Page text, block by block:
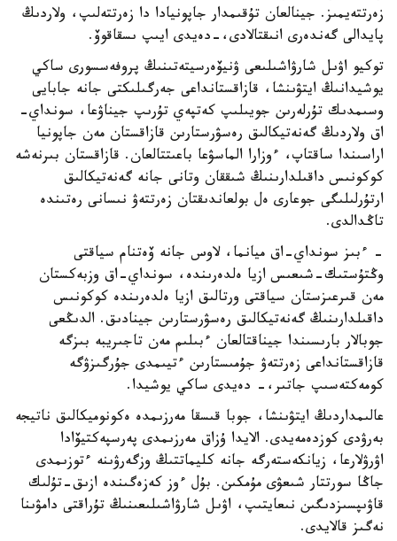
زەرتتەيمىز. جينالعان تۇقىمدار جاپونيادا دا زەرتتەلىپ، ولاردىڭ
پايدالى گەندەرى انىقتالادى،-دەيدى ايىپ ىسقاقوۆ.
توكيو اۋىل شارۋاشىلىعى ۋنيۆەرسيتەتىنىڭ پروفەسسورى ساكي
يوشيدانىڭ ايتۋىنشا، قازاقستانداعى جەرگىلىكتى جانە جابايى
وسىمدىك تۇرلەرىن جويىلىپ كەتپەي تۇرىپ جيناۋعا، سونداي-
اق ولاردىڭ گەنەتيكالىق رەسۋرستارىن قازاقستان مەن جاپونيا
اراسىندا ساقتاپ، ءوزارا الماسۋعا باعىتتالعان. قازاقستان بىرنەشە
كوكونىس داقىلدارىنىڭ شىققان وتانى جانە گەنەتيكالىق
ارتۇرلىلىگى جوعارى ەل بولعاندىقتان زەرتتەۋ نىسانى رەتىندە
تاڭدالدى.
- ءبىز سونداي-اق ميانما، لاوس جانە ۆەتنام سياقتى
وڭتۇستىك-شىعىس ازيا ەلدەرىندە، سونداي-اق وزبەكستان
مەن قىرعىزستان سياقتى ورتالىق ازيا ەلدەرىندە كوكونىس
داقىلدارىنىڭ گەنەتيكالىق رەسۋرستارىن جينادىق. الدىڭعى
جوبالار بارىسىندا جيناقتالعان ءبىلىم مەن تاجىريبە بىزگە
قازاقستانداعى زەرتتەۋ جۇمىستارىن ءتيىمدى جۇرگىزۋگە
كومەكتەسىپ جاتىر،- دەيدى ساكي يوشيدا.
عالىمداردىڭ ايتۋىنشا، جوبا قىسقا مەرزىمدە ەكونوميكالىق ناتيجە
بەرۋدى كوزدەمەيدى. الايدا ۇزاق مەرزىمدى پەرسپەكتيۆادا
اۋرۋلارعا، زيانكەستەرگە جانە كليماتتىڭ وزگەرۋىنە ءتوزىمدى
جاڭا سورتتار شىعۋى مۇمكىن. بۇل ءوز كەزەگىندە ازىق-تۇلىك
قاۋىپسىزدىگىن نىعايتىپ، اۋىل شارۋاشىلىعىنىڭ تۇراقتى دامۋىنا
نەگىز قالايدى.